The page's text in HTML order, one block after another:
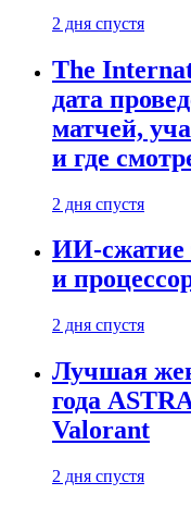
2 дня спустя
The
дата
матчей,
и где
2 дня спустя
ИИ-сжатие
и
2 дня спустя
Лучшая
года
Valorant
2 дня спустя